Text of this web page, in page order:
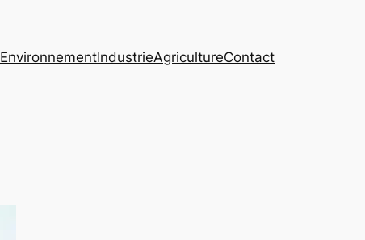
EnvironnementIndustrieAgricultureContact